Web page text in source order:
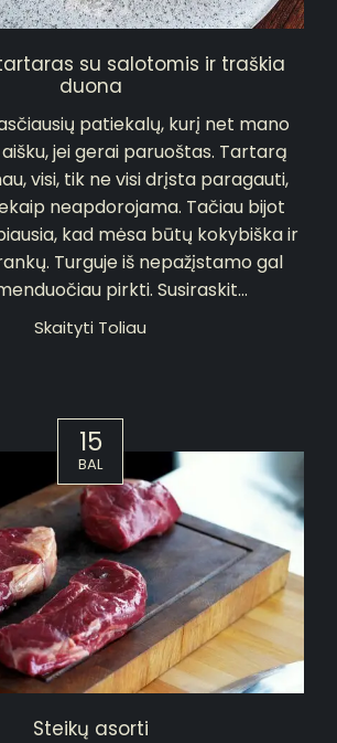
su salotomis ir traškia
duona
patiekalų, kurį net mano
jei gerai paruoštas. Tartarą
visi, tik ne visi drįsta paragauti,
neapdorojama. Tačiau bijot
kad mėsa būtų kokybiška ir
Turguje iš nepažįstamo gal
pirkti. Susiraskit...
Skaityti Toliau
15
BAL
Steikų asorti